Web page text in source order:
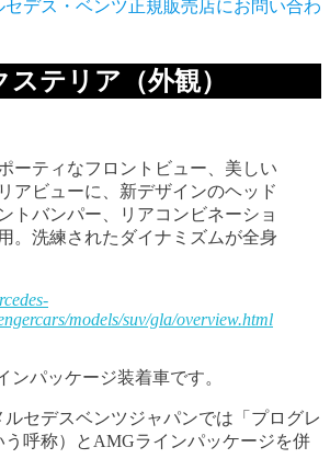
デス・ベンツ正規販売店にお問い合わ
テリア（外観）
ーティなフロントビュー、美しい
アビューに、新デザインのヘッド
トバンパー、リアコンビネーショ
。洗練されたダイナミズムが全身
models/suv/gla/overview.html
ンパッケージ装着車です。
セデスベンツジャパンでは「プログレ
う呼称）とAMGラインパッケージを併